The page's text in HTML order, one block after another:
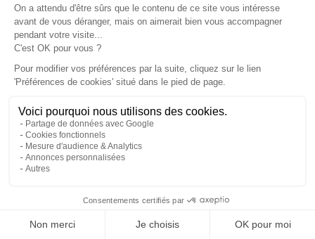
JOA by Pilote soigne les apparences et
notre budget